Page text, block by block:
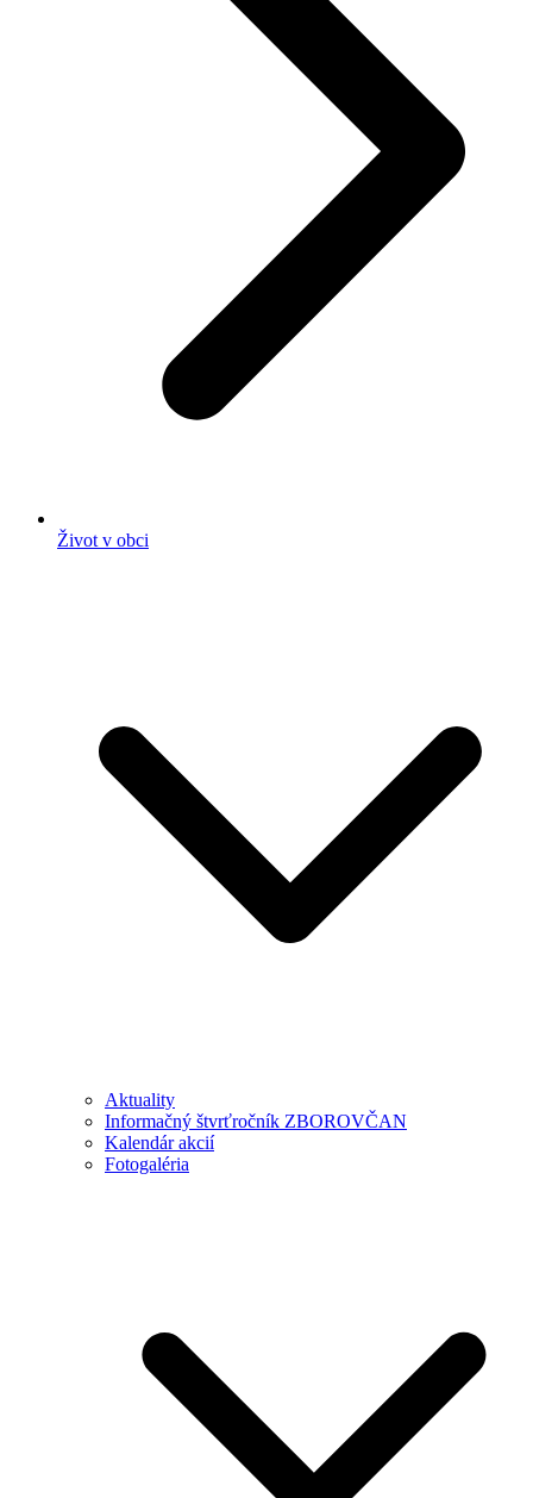
Život v obci
Aktuality
Informačný štvrťročník ZBOROVČAN
Kalendár akcií
Fotogaléria